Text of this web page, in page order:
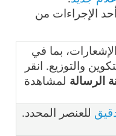
الإجراءات من
بما في
والتوزيع. انقر
الرسالة لمشاهدة
للعنصر المحدد.